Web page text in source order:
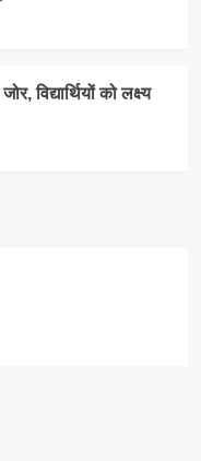
विद्यार्थियों को लक्ष्य